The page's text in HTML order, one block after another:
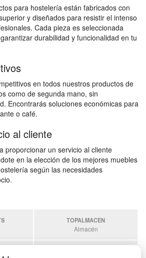
para hostelería están fabricados con
y diseñados para resistir el intenso
Cada pieza es seleccionada
durabilidad y funcionalidad en tu
en todos nuestros productos de
como de segunda mano, sin
Encontrarás soluciones económicas para
o café.
al cliente
proporcionar un servicio al cliente
en la elección de los mejores muebles
según las necesidades
TOPALMACEN
Almacén